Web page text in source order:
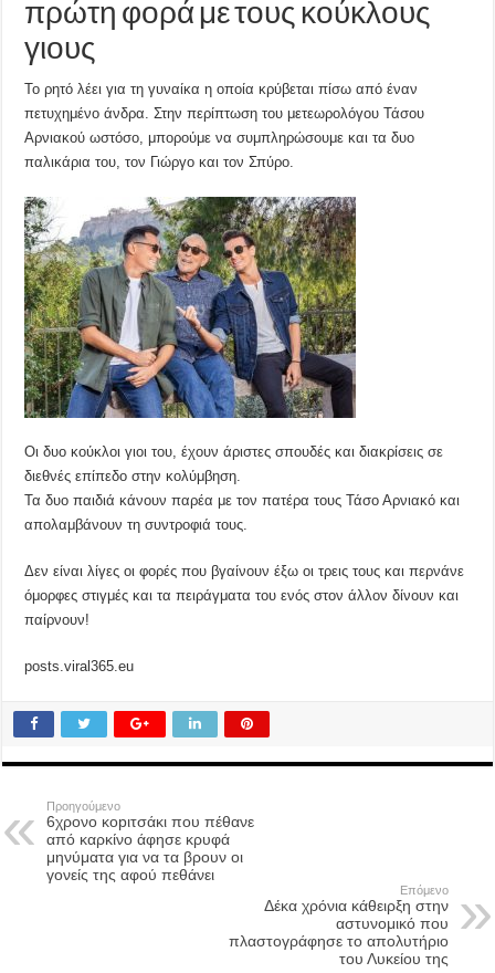
πρώτη φορά με τους κούκλους
γιους
Το ρητό λέει για τη γυναίκα η οποία κρύβεται πίσω από έναν
πετυχημένο άνδρα. Στην περίπτωση του μετεωρολόγου Τάσου
Αρνιακού ωστόσο, μπορούμε να συμπληρώσουμε και τα δυο
παλικάρια του, τον Γιώργο και τον Σπύρο.
Οι δυο κούκλοι γιοι του, έχουν άριστες σπουδές και διακρίσεις σε
διεθνές επίπεδο στην κολύμβηση.
Τα δυο παιδιά κάνουν παρέα με τον πατέρα τους Τάσο Αρνιακό και
απολαμβάνουν τη συντροφιά τους.
Δεν είναι λίγες οι φορές που βγαίνουν έξω οι τρεις τους και περνάνε
όμορφες στιγμές και τα πειράγματα του ενός στον άλλον δίνουν και
παίρνουν!
posts.viral365.eu
Προηγούμενο
6χρονο κοpιτσάκι που πέθανε
από καρκίνο άφησε κρυφά
μηνύματα για να τα βρουν οι
γονείς της αφού πεθάνει
Επόμενο
Δέκα χρόνια κάθειρξη στην
αστυνομικό που
πλαστογράφησε το απολυτήριο
του Λυκείου της